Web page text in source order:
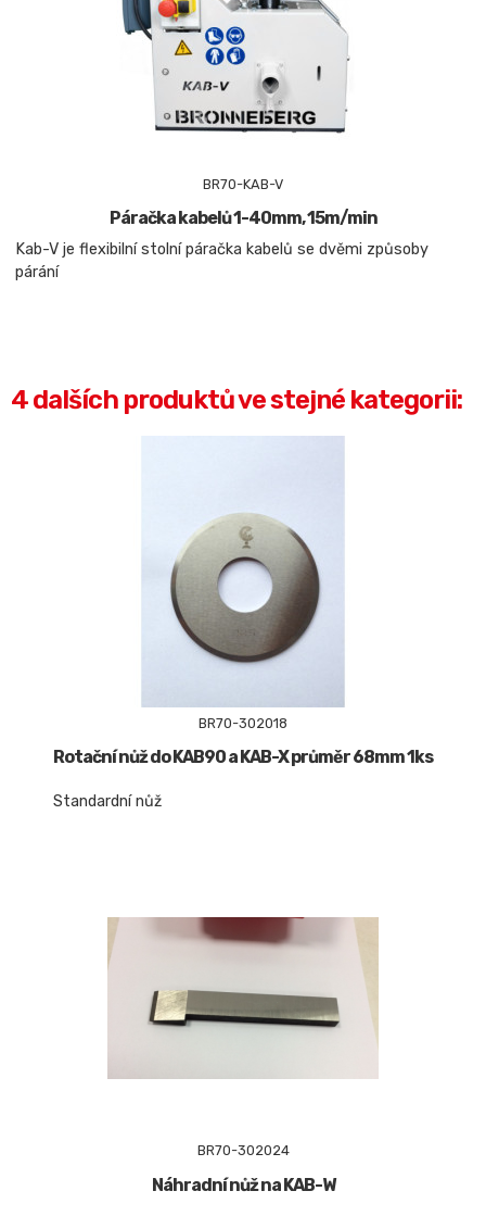
BR70-KAB-V
Páračka kabelů 1-40mm, 15m/min
Kab-V je flexibilní stolní páračka kabelů se dvěmi způsoby
párání
4 dalších produktů ve stejné kategorii:
BR70-302018
Rotační nůž do KAB90 a KAB-X průměr 68mm 1ks
Standardní nůž
BR70-302024
Náhradní nůž na KAB-W